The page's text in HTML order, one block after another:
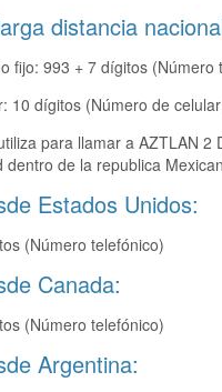
distancia
fijo: 993 + 7 dígitos (Número
10 dígitos (Número de
para llamar a AZTLAN 2
dentro de la republica
Estados Unidos:
(Número telefónico)
Canada:
(Número telefónico)
Argentina: